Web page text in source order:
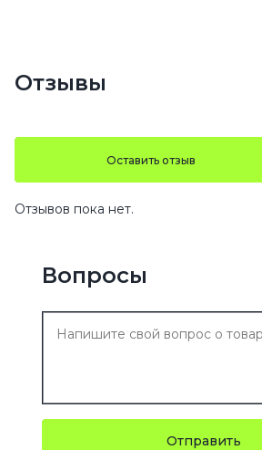
Отзывы
Оставить отзыв
Отзывов пока нет.
Вопросы
Отправить